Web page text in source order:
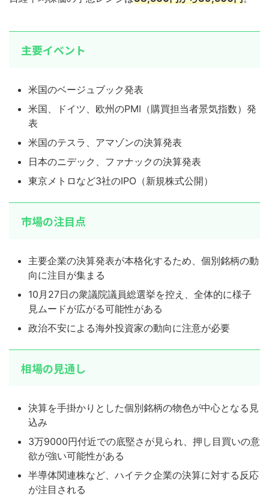
主要イベント
米国のベージュブック発表
米国、ドイツ、欧州のPMI（購買担当者景気指数）発
表
米国のテスラ、アマゾンの決算発表
日本のニデック、ファナックの決算発表
東京メトロなど3社のIPO（新規株式公開）
市場の注目点
主要企業の決算発表が本格化するため、個別銘柄の動
向に注目が集まる
10月27日の衆議院議員総選挙を控え、全体的に様子
見ムードが広がる可能性がある
政治不安による海外投資家の動向に注意が必要
相場の見通し
決算を手掛かりとした個別銘柄の物色が中心となる見
込み
3万9000円付近での底堅さが見られ、押し目買いの意
欲が強い可能性がある
半導体関連株など、ハイテク企業の決算に対する反応
が注目される